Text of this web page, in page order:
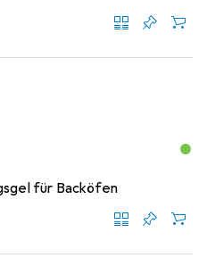
für Backöfen